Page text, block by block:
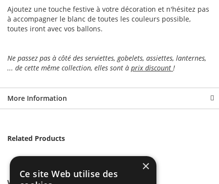
Ajoutez une touche festive à votre décoration et n'hésitez pas
à accompagner le blanc de toutes les couleurs possible,
toutes iront avec vos ballons.
Ne passez pas à côté des serviettes, gobelets, assiettes, lanternes,
... de cette même collection, elles sont à prix discount !
More Information
Related Products
×
Ce site Web utilise des